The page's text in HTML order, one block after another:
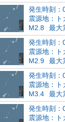
発生時刻：
震源地：ト
M2.8
最大
発生時刻：
震源地：ト
M2.9
最大
発生時刻：
震源地：ト
M3.4
最大
発生時刻：
震源地：ト